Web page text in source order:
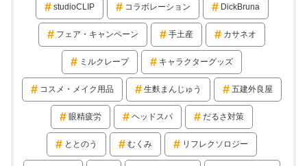
studioCLIP コラボレーション DickBruna
フェア・キャンペーン 手土産 カサネオ
ミルクレープ キャラクターグッズ
コスメ・メイク用品 生麩まんじゅう 五建外良屋
眼精疲労 ヘッドスパ だるさ対策
ととのう むくみ リフレクソロジー